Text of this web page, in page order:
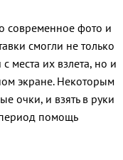
современное фото и
смогли не только
места их взлета, но и
экране. Некоторым
очки, и взять в руки
помощь